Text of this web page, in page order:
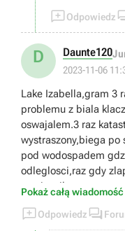
Odpowiedz
D Daunte120
2023-11-06
Lake Izabella,gram 3
problemu z biala
oswajalem.3 raz katastrofa,kon bez przerwy jest
wystraszony,biega po
pod wodospadem
odleglosci,raz gdy
zamiescilem,czy to
porada,duzo swiata
rozdzialu.Gra wyglada
Pokaż całą wiadomość
Odpowiedz 